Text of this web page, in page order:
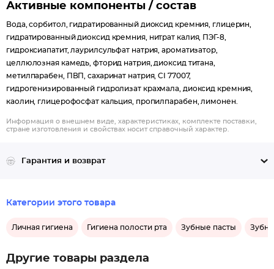
Активные компоненты / состав
Вода, сорбитол, гидратированный диоксид кремния, глицерин,
гидратированный диоксид кремния, нитрат калия, ПЭГ-8,
гидроксиапатит, лаурилсульфат натрия, ароматизатор,
целлюлозная камедь, фторид натрия, диоксид титана,
метилпарабен, ПВП, сахаринат натрия, CI 77007,
гидрогенизированный гидролизат крахмала, диоксид кремния,
каолин, глицерофосфат кальция, пропилпарабен, лимонен.
Информация о внешнем виде, характеристиках, комплекте поставки,
стране изготовления и свойствах носит справочный характер.
Гарантия и возврат
Категории этого товара
Личная гигиена Гигиена полости рта Зубные пасты
Другие товары раздела